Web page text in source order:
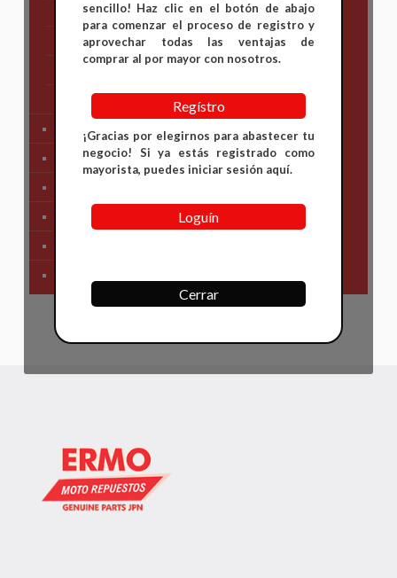
KTM
Suzuki
Yamaha
Tren Delantero
Partes de Motor
sencillo! Haz clic en el botón de abajo
para comenzar el proceso de registro y
aprovechar todas las ventajas de
comprar al por mayor con nosotros.
Regístro
¡Gracias por elegirnos para abastecer tu
negocio! Si ya estás registrado como
mayorista, puedes iniciar sesión aquí.
Loguín
Cerrar